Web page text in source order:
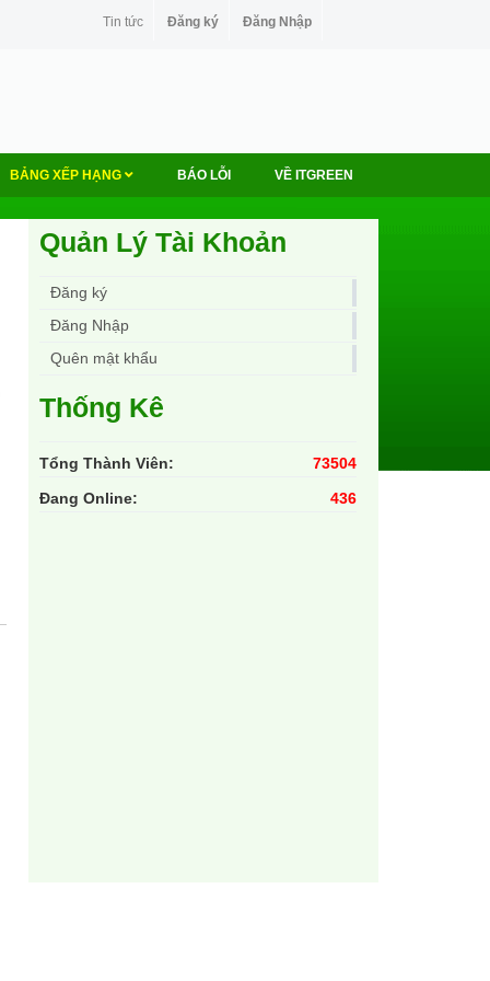
Tin tức Đăng ký Đăng Nhập
BẢNG XẾP HẠNG BÁO LỖI VỀ ITGREEN
Quản Lý Tài Khoản
Đăng ký
Đăng Nhập
Quên mật khẩu
Thống Kê
Tổng Thành Viên:
73504
Đang Online:
436